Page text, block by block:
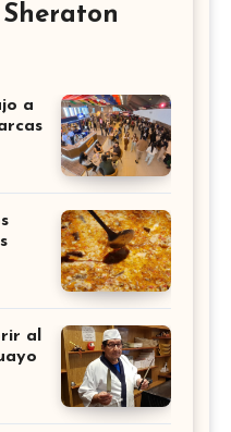
a
al